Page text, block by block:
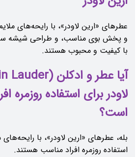
عطرهای «ارین لاودر»، با رایحه‌های
و پخش بوی مناسب، و طراحی شیشه
با کیفیت و محبوب هستند.
لاودر برای استفاده روزمره
است؟
بله، عطرهای «ارین لاودر»، با
استفاده روزمره افراد مناسب هستند.